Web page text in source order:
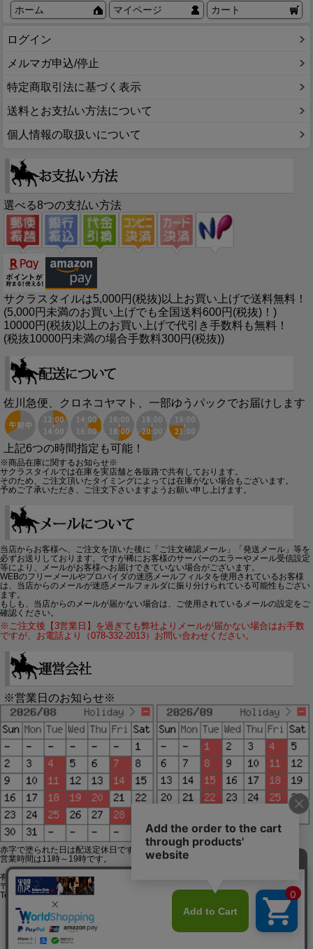
ホーム マイページ カート
ログイン
メルマガ申込/停止
特定商取引法に基づく表示
送料とお支払い方法について
個人情報の取扱いについて
選べる8つの支払い方法
サクラスタイルは5,000円(税抜)以上お買い上げで送料無料！
(5,000円未満のお買い上げでも全国送料600円(税抜)！)
10000円(税抜)以上のお買い上げで代引き手数料も無料！
(税抜10000円未満の場合手数料300円(税抜))
佐川急便、クロネコヤマト、一部ゆうパックでお届けします
上記6つの時間指定も可能！
※商品在庫に関するお知らせ※
サクラスタイルでは在庫を実店舗と各販路で共有しております。
そのため、ご注文頂いたタイミングによっては在庫がない場合もございます。
予めご了承いただき、ご注文下さいますようお願い申し上げます。
当店からお客様へ、ご注文を頂いた後に「ご注文確認メール」「発送メール」等を
必ずお送りしております。ですが稀にお客様のサーバーのエラーやメール受信設定
等により、メールがお客様へお届けできていない場合がございます。
WEBのフリーメールやプロバイダの迷惑メールフィルタを使用されているお客様
は、当店からのメールが迷惑メールフォルダに振り分けられている可能性もござい
ます。
もしも、当店からのメールが届かない場合は、ご使用されているメールの設定をご
確認ください。
※ご注文後【3営業日】を過ぎても弊社よりメールが届かない場合はお手数
ですが、お電話より（078-332-2013）お問い合わせください。
※営業日のお知らせ※
赤字で塗られた日は配送定休日です。
営業時間は11時～19時です。
有限会社ジップジップ SakuraStyle通販事業部
〒650-0021 神戸市中央区三宮町3-9-19イトウビル1,4F
Tel:078-332-2013 FAX:078-333-6644
SSL/TLSとは?